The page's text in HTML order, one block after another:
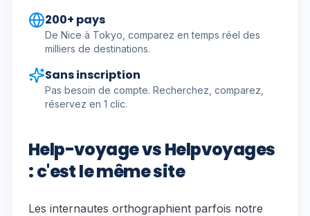
200+ pays
De Nice à Tokyo, comparez en temps réel des
milliers de destinations.
Sans inscription
Pas besoin de compte. Recherchez, comparez,
réservez en 1 clic.
Help-voyage vs Helpvoyages
: c'est le même site
Les internautes orthographient parfois notre